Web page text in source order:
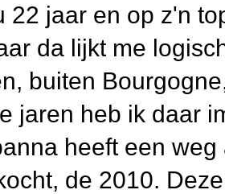
22 jaar en op z'n
da lijkt me
buiten
jaren heb ik daar
heeft een
de 2010.